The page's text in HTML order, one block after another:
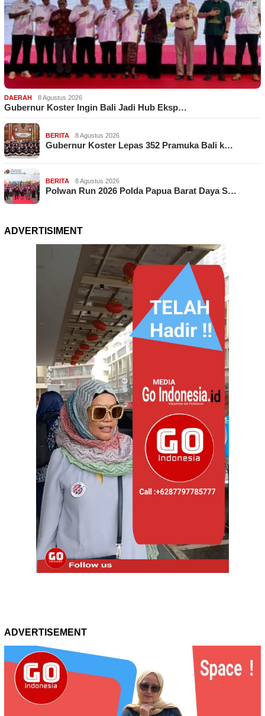
DAERAH 8 Agustus 2026
Gubernur Koster Ingin Bali Jadi Hub Eksp…
BERITA 8 Agustus 2026
Gubernur Koster Lepas 352 Pramuka Bali k…
BERITA 8 Agustus 2026
Polwan Run 2026 Polda Papua Barat Daya S…
ADVERTISIMENT
ADVERTISEMENT